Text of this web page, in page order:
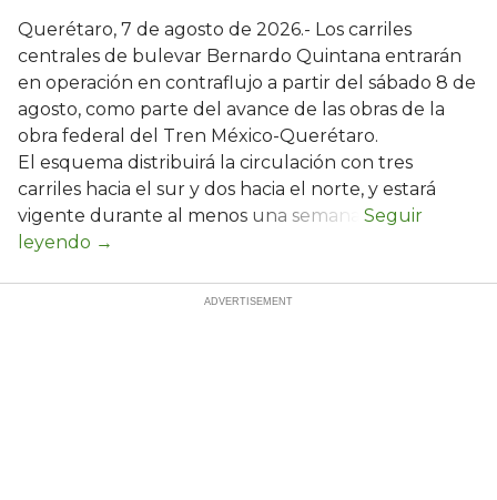
Querétaro, 7 de agosto de 2026.- Los carriles
centrales de bulevar Bernardo Quintana entrarán
en operación en contraflujo a partir del sábado 8 de
agosto, como parte del avance de las obras de la
obra federal del Tren México-Querétaro.
El esquema distribuirá la circulación con tres
carriles hacia el sur y dos hacia el norte, y estará
vigente durante al menos una semana.